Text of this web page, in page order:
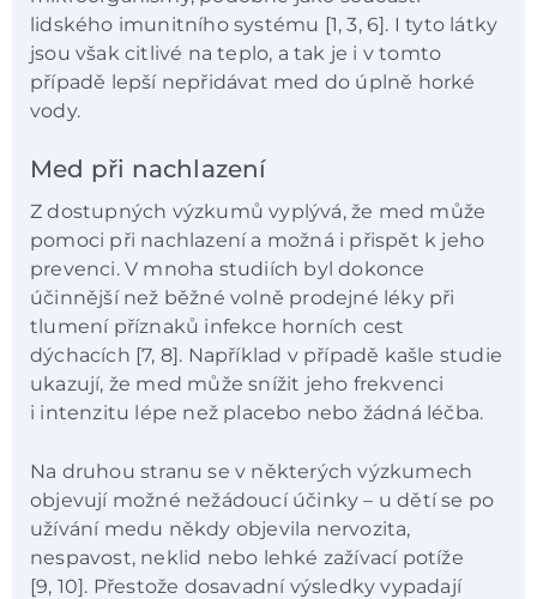
lidského imunitního systému [1, 3, 6]. I tyto látky
jsou však citlivé na teplo, a tak je i v tomto
případě lepší nepřidávat med do úplně horké
vody.
Med při nachlazení
Z dostupných výzkumů vyplývá, že med může
pomoci při nachlazení a možná i přispět k jeho
prevenci. V mnoha studiích byl dokonce
účinnější než běžné volně prodejné léky při
tlumení příznaků infekce horních cest
dýchacích [7, 8]. Například v případě kašle studie
ukazují, že med může snížit jeho frekvenci
i intenzitu lépe než placebo nebo žádná léčba.
Na druhou stranu se v některých výzkumech
objevují možné nežádoucí účinky – u dětí se po
užívání medu někdy objevila nervozita,
nespavost, neklid nebo lehké zažívací potíže
[9, 10]. Přestože dosavadní výsledky vypadají